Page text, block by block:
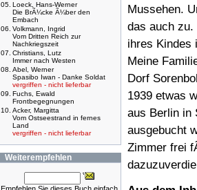
05. Loeck, Hans-Werner
Die BrÃ¼cke Ã¼ber den
Embach
06. Volkmann, Ingrid
Vom Dritten Reich zur
Nachkriegszeit
07. Christians, Lutz
Immer nach Westen
08. Abel, Werner
Spasibo Iwan - Danke Soldat
vergriffen - nicht lieferbar
09. Fuchs, Ewald
Frontbegegnungen
10. Acker, Margitta
Vom Ostseestrand in fernes
Land
vergriffen - nicht lieferbar
Weiterempfehlen
Mussehen.
das auch zu.
ihres Kindes
Meine
Dorf
1939 etwas
aus Berlin in
ausgebucht
Zimmer frei